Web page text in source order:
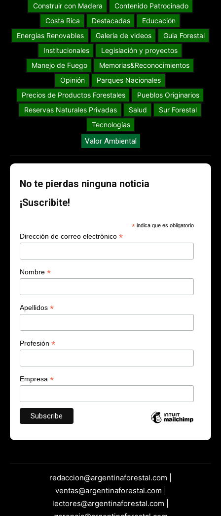
Construir con Madera
Contenido Patrocinado
Costa Rica
Destacadas
Educación
Energías Renovables
Galería de videos
Guia Forestal
Institucionales
Legislación y proyectos
Manejo de Fuego
Memorias&Reconocimientos
Opinión
Parques Nacionales
Precios de Productos Forestales
Pueblos Originarios
Reservas Naturales Privadas
Salud
Sur Forestal
Tecnologías
Valor Ambiental
No te pierdas ninguna noticia
¡Suscribite!
* indica que es obligatorio
Dirección de correo electrónico *
Nombre *
Apellidos *
Profesión *
Empresa *
redaccion@argentinaforestal.com |
ventas@argentinaforestal.com |
lectores@argentinaforestal.com |